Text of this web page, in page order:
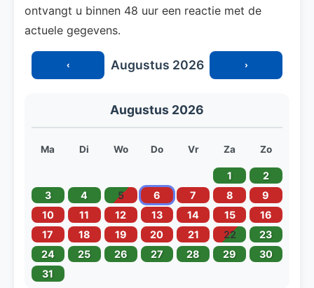
ontvangt u binnen 48 uur een reactie met de
actuele gegevens.
‹ Augustus 2026 ›
Augustus 2026
Ma Di Wo Do Vr Za Zo
1
2
3
4 5 6 7 8
9
10
11 12 13 14 15
16
17
18 19 20 21 22
23
24
25 26 27 28 29
30
31